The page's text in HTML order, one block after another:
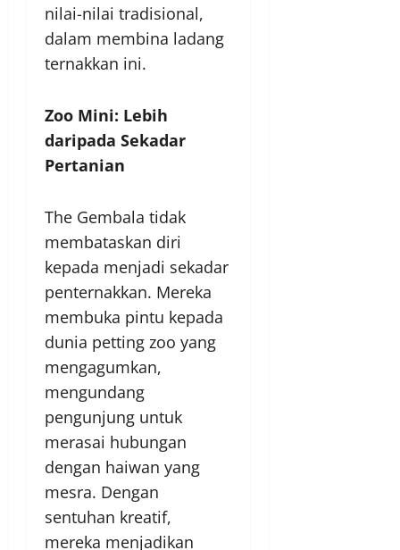
nilai-nilai tradisional,
dalam membina ladang
ternakkan ini.
Zoo Mini: Lebih
daripada Sekadar
Pertanian
The Gembala tidak
membataskan diri
kepada menjadi sekadar
penternakkan. Mereka
membuka pintu kepada
dunia petting zoo yang
mengagumkan,
mengundang
pengunjung untuk
merasai hubungan
dengan haiwan yang
mesra. Dengan
sentuhan kreatif,
mereka menjadikan